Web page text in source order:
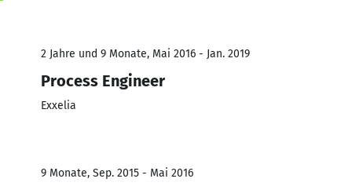
2 Jahre und 9 Monate, Mai 2016 - Jan. 2019
Process Engineer
Exxelia
9 Monate, Sep. 2015 - Mai 2016